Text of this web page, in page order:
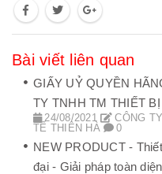
Bài viết liên quan
GIẤY UỶ QUYỀN
TY TNHH TM THIẾT
24/08/2021
CÔNG
TẾ THIÊN HÀ
0
NEW PRODUCT -
đại - Giải pháp toàn